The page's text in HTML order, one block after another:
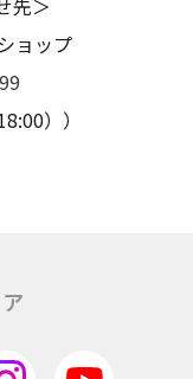
先＞
ョップ
））